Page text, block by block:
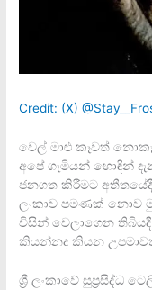
Credit: (X)
වෙල් මාළු කෑවත්
අපේ ගැමියන් හොඳින්
ජනගත කිරීමට අතීතයේදී
ලංකාව පමණක් නොව
විසින් වෙලාගෙන
කියන්නද කියන
ශ්‍රී ලංකාවේ සුප්‍රසිද්ධ